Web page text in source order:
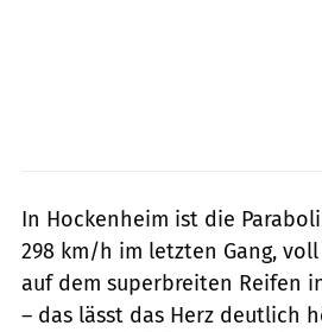
In Hockenheim ist die
298 km/h im letzten Gang,
auf dem superbreiten Reifen
– das lässt das Herz deutlich